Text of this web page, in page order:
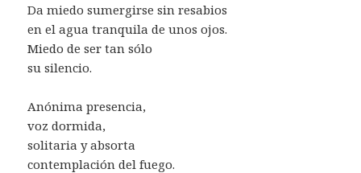
Da miedo sumergirse sin resabios
en el agua tranquila de unos ojos.
Miedo de ser tan sólo
su silencio.
Anónima presencia,
voz dormida,
solitaria y absorta
contemplación del fuego.